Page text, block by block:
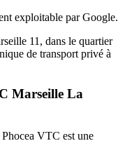
exploitable par Google.
11, dans le quartier
de transport privé à
Marseille La
VTC est une